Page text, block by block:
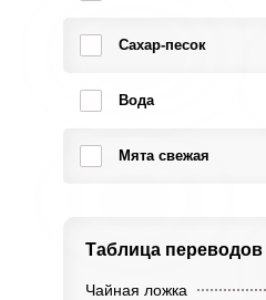
Сахар-песок
Вода
Мята свежая
Таблица переводов
Чайная ложка